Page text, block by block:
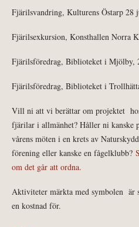
Fjärilsvandring, Kulturens Östarp 28
Fjärilsexkursion, Konsthallen Norra
Fjärilsföredrag, Biblioteket i Mjölby,
Fjärilsföredrag, Biblioteket i
Vill ni att vi berättar om projektet
fjärilar i allmänhet? Håller ni kanske
vårens möten i en krets av
förening eller kanske en fågelklubb?
om det går att ordna.
Aktiviteter märkta med symbolen är
en kostnad för.